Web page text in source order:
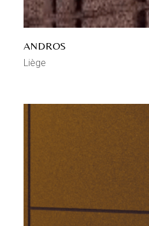
ANDROS
Liège